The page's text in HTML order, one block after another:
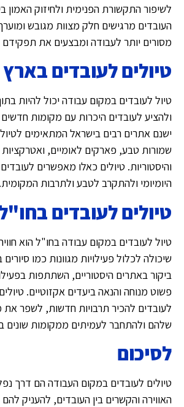
לשיפור התקשורת הפנימית ולחיזוק האמון
העובדים מרגישים חלק מצוות מגובש
מסורים יותר לעבודה ומבצעים את תפקידם
טיולים לעובדים בארץ
טיול לעובדים במקום עבודה יכול להיות
ולהציע לעובדים היכרות עם מקומות חדשים
ישנם אתרים רבים בישראל המתאימים
שמורות טבע, פארקים לאומיים, ואטרקציות
והיסטוריות. טיולים כאלו מאפשרים
היומיומי ולהתקרב לטבע ולתרבות המקומית.
טיולים לעובדים
טיול לעובדים במקום עבודה בחו"ל הוא
שיכולה לכלול פעילויות מגוונות כמו
ביקור באתרים היסטוריים, השתתפות
פשוט מנוחה והנאה ביעדים אקזוטיים.
לעובדים להכיר תרבויות חדשות, לשפר את
שלהם ולהתחבר לעמיתים ממקומות שונים
לסיכום
טיולים לעובדים במקום העבודה הם דרך
האווירה והקשרים בין העובדים, להעניק להם